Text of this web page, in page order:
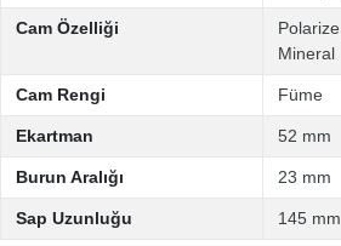
Cam Özelliği Polarize
Mineral
Cam Rengi Füme
Ekartman 52 mm
Burun Aralığı 23 mm
Sap Uzunluğu 145 mm